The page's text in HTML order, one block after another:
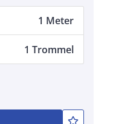
1 Meter
1 Trommel